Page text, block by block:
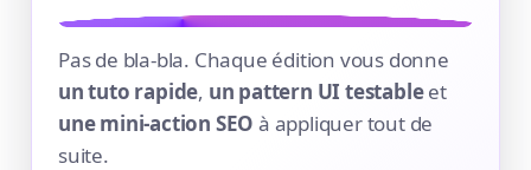
Pas de bla-bla. Chaque édition vous donne
un tuto rapide, un pattern UI testableet
une mini-action SEO à appliquer tout de
suite.